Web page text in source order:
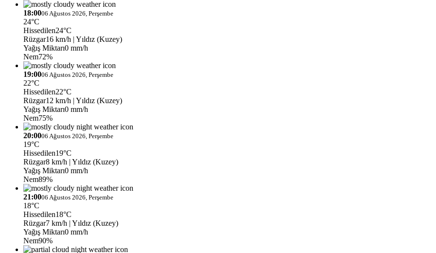
18:0006 Ağustos 2026, Perşembe
24°C
Hissedilen24°C
Rüzgar16 km/h | Yıldız (Kuzey)
Yağış Miktarı0 mm/h
Nem72%
19:0006 Ağustos 2026, Perşembe
22°C
Hissedilen22°C
Rüzgar12 km/h | Yıldız (Kuzey)
Yağış Miktarı0 mm/h
Nem75%
20:0006 Ağustos 2026, Perşembe
19°C
Hissedilen19°C
Rüzgar8 km/h | Yıldız (Kuzey)
Yağış Miktarı0 mm/h
Nem89%
21:0006 Ağustos 2026, Perşembe
18°C
Hissedilen18°C
Rüzgar7 km/h | Yıldız (Kuzey)
Yağış Miktarı0 mm/h
Nem90%